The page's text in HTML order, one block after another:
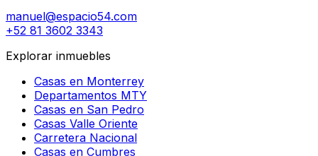
manuel@espacio54.com
+52 81 3602 3343
Explorar inmuebles
Casas en Monterrey
Departamentos MTY
Casas en San Pedro
Casas Valle Oriente
Carretera Nacional
Casas en Cumbres